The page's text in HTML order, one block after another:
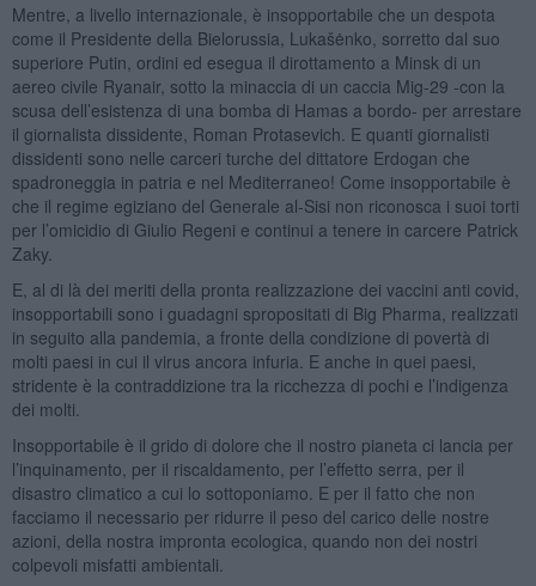
Mentre, a livello internazionale, è insopportabile che un despota
come il Presidente della Bielorussia, Lukašėnko, sorretto dal suo
superiore Putin, ordini ed esegua il dirottamento a Minsk di un
aereo civile Ryanair, sotto la minaccia di un caccia Mig-29 -con la
scusa dell’esistenza di una bomba di Hamas a bordo- per arrestare
il giornalista dissidente, Roman Protasevich. E quanti giornalisti
dissidenti sono nelle carceri turche del dittatore Erdogan che
spadroneggia in patria e nel Mediterraneo! Come insopportabile è
che il regime egiziano del Generale al-Sisi non riconosca i suoi torti
per l’omicidio di Giulio Regeni e continui a tenere in carcere Patrick
Zaky.
E, al di là dei meriti della pronta realizzazione dei vaccini anti covid,
insopportabili sono i guadagni spropositati di Big Pharma, realizzati
in seguito alla pandemia, a fronte della condizione di povertà di
molti paesi in cui il virus ancora infuria. E anche in quei paesi,
stridente è la contraddizione tra la ricchezza di pochi e l’indigenza
dei molti.
Insopportabile è il grido di dolore che il nostro pianeta ci lancia per
l’inquinamento, per il riscaldamento, per l’effetto serra, per il
disastro climatico a cui lo sottoponiamo. E per il fatto che non
facciamo il necessario per ridurre il peso del carico delle nostre
azioni, della nostra impronta ecologica, quando non dei nostri
colpevoli misfatti ambientali.